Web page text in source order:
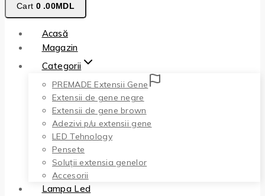
Cart 0 .00MDL
Acasă
Magazin
Categorii
PREMADE Extensii Gene
Extensii de gene negre
Extensii de gene brown
Adezivi p/u extensii gene
LED Tehnology
Pensete
Soluții extensia genelor
Accesorii
Lampa Led